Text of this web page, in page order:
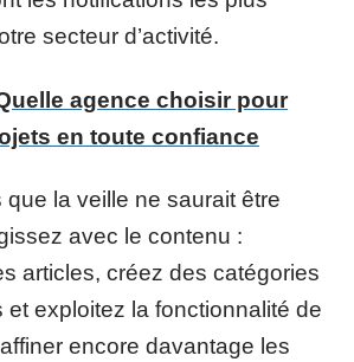
secteur d’activité.
agence choisir pour
en toute confiance
la veille ne saurait être
avec le contenu :
articles, créez des catégories
et exploitez la fonctionnalité de
encore davantage les